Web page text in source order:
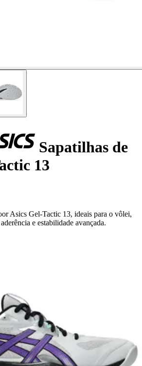
Sapatilhas de
13
Asics Gel-Tactic 13, ideais para o vôlei,
e estabilidade avançada.